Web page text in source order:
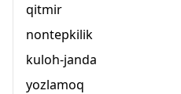
qitmir
nontepkilik
kuloh-janda
yozlamoq